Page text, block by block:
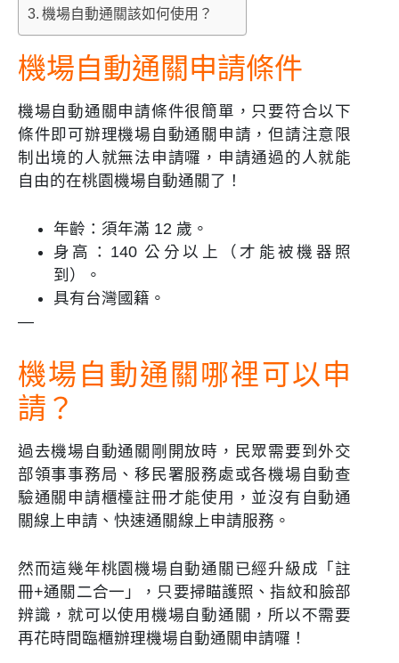
機場自動通關該如何使用？
機場自動通關申請條件
機場自動通關申請條件很簡單，只要符合以下
條件即可辦理機場自動通關申請，但請注意限
制出境的人就無法申請囉，申請通過的人就能
自由的在桃園機場自動通關了！
年齡：須年滿 12 歲。
身高：140 公分以上（才能被機器照
到）。
具有台灣國籍。
—
機場自動通關哪裡可以申
請？
過去機場自動通關剛開放時，民眾需要到外交
部領事事務局、移民署服務處或各機場自動查
驗通關申請櫃檯註冊才能使用，並沒有自動通
關線上申請、快速通關線上申請服務。
然而這幾年桃園機場自動通關已經升級成「 註
冊+通關二合一 」，只要掃瞄護照、指紋和臉部
辨識，就可以使用機場自動通關，所以不需要
再花時間臨櫃辦理機場自動通關申請囉！